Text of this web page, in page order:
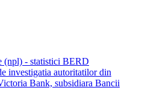
(npl) - statistici BERD
investigatia autoritatilor din
Bank, subsidiara Bancii